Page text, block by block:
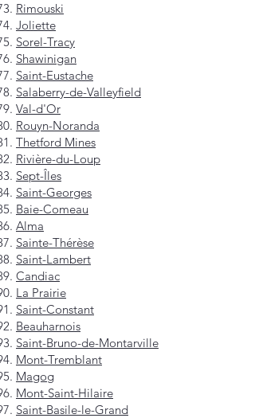
Rimouski
Joliette
Sorel-Tracy
Shawinigan
Saint-Eustache
Salaberry-de-Valleyfield
Val-d'Or
Rouyn-Noranda
Thetford Mines
Rivière-du-Loup
Sept-Îles
Saint-Georges
Baie-Comeau
Alma
Sainte-Thérèse
Saint-Lambert
Candiac
La Prairie
Saint-Constant
Beauharnois
Saint-Bruno-de-Montarville
Mont-Tremblant
Magog
Mont-Saint-Hilaire
Saint-Basile-le-Grand